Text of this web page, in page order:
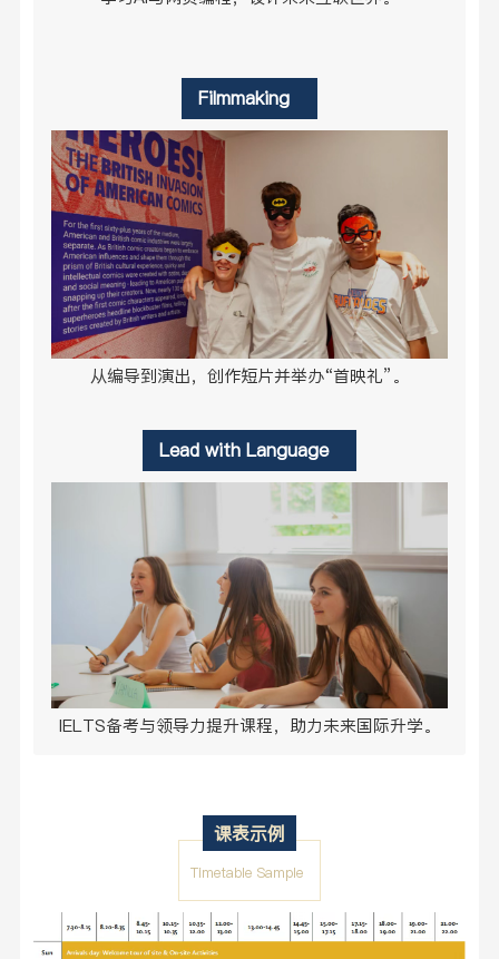
Filmmaking
从编导到演出，创作短片并举办“首映礼”。
Lead with Language
IELTS备考与领导力提升课程，助力未来国际升学。
课表示例
Timetable Sample